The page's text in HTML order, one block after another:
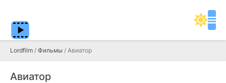
Lordfilm / Фильмы / Авиатор
Авиатор